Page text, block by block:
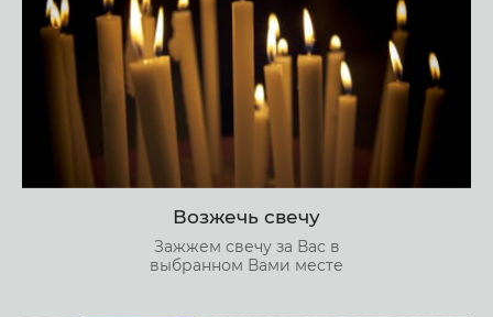
Возжечь свечу
Зажжем свечу за Вас в
выбранном Вами месте